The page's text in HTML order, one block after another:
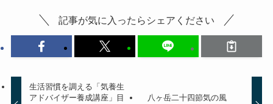
記事が気に入ったらシェアください
生活習慣を調える「気養生
アドバイザー養成講座」目
八ヶ岳二十四節気の風